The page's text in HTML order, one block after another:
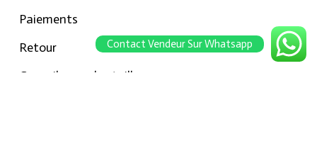
Paiements
Retour
Conseils pour les tailles
Contact Vendeur Sur Whatsapp